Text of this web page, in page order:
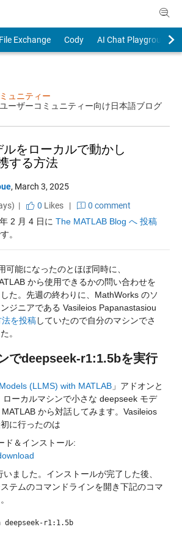
File Exchange Cody
AI Chat Playground
ュニティー
ーザーコミュニティー向け日本語ブログ
ルをローカルで動かし
する方法
, March 3, 2025
|
0 Likes|
0 comment
2 月 4 日に The MATLAB Blog へ 投稿
。
可能になったのとほぼ同時に、
から使用できるかの問い合わせを
た。先週の終わりに、MathWorks のソ
ジニアである Vasileios Papanastasiou
を投稿していたので自分のマシンでさ
。
でdeepseek-r1:1.5bを実行
(LLMS) with MATLAB」アドオンと
ーカルマシンで小さな deepseek モデ
から対話してみます。Vasileios
に行ったのは
ました。インストールが完了した後、
テムのコマンドラインを開き下記のコマ
deepseek-r1:1.5b